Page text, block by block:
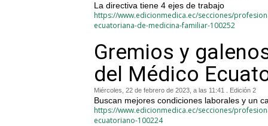
La directiva tiene 4 ejes de trabajo
https://www.edicionmedica.ec/secciones/
ecuatoriana-de-medicina-familiar-100252
Gremios y
del Médico
Miércoles, 22 de febrero de 2023, a las 11:41 . Edición 2
Buscan mejores condiciones laborales y un
https://www.edicionmedica.ec/secciones/
ecuatoriano-100224